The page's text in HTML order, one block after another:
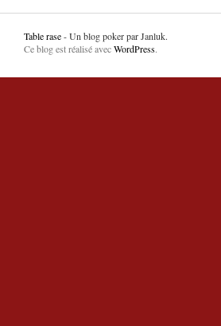
Table rase- Un blog poker par Janluk.
Ce blog est réalisé avecWordPress.